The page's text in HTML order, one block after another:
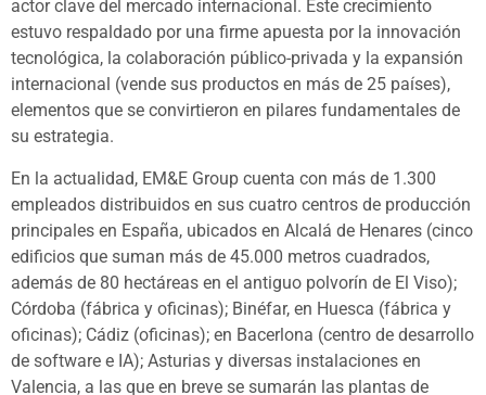
actor clave del mercado internacional. Este crecimiento
estuvo respaldado por una firme apuesta por la innovación
tecnológica, la colaboración público-privada y la expansión
internacional (vende sus productos en más de 25 países),
elementos que se convirtieron en pilares fundamentales de
su estrategia.
En la actualidad, EM&E Group cuenta con más de 1.300
empleados distribuidos en sus cuatro centros de producción
principales en España, ubicados en Alcalá de Henares (cinco
edificios que suman más de 45.000 metros cuadrados,
además de 80 hectáreas en el antiguo polvorín de El Viso);
Córdoba (fábrica y oficinas); Binéfar, en Huesca (fábrica y
oficinas); Cádiz (oficinas); en Bacerlona (centro de desarrollo
de software e IA); Asturias y diversas instalaciones en
Valencia, a las que en breve se sumarán las plantas de